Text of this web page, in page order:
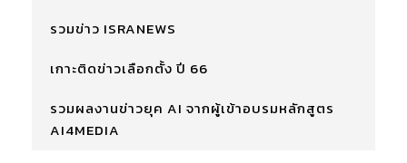
รวมข่าว ISRANEWS
เกาะติดข่าวเลือกตั้ง ปี 66
รวมผลงานข่าวยุค AI จากผู้เข้าอบรมหลักสูตร
AI4MEDIA